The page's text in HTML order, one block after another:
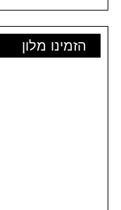
הזמינו מלון